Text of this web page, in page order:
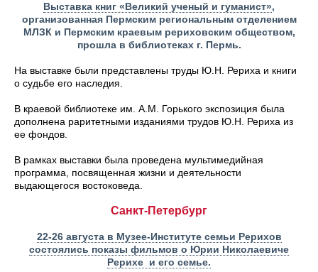
Выставка книг «Великий ученый и гуманист»,
организованная Пермским региональным отделением
МЛЗК и Пермским краевым рериховским обществом,
прошла в библиотеках г. Пермь.
На выставке были представлены труды Ю.Н. Рериха и книги
о судьбе его наследия.
В краевой библиотеке им. А.М. Горького экспозиция была
дополнена раритетными изданиями трудов Ю.Н. Рериха из
ее фондов.
В рамках выставки была проведена мультимедийная
программа, посвященная жизни и деятельности
выдающегося востоковеда.
Санкт-Петербург
22-26 августа в Музее-Институте семьи Рерихов
состоялись показы фильмов о Юрии Николаевиче
Рерихе и его семье.